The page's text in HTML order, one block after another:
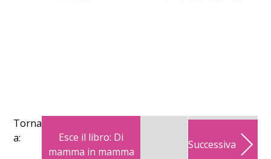
Torna
a:
Esce il libro: Di
mamma in mamma
Successiva